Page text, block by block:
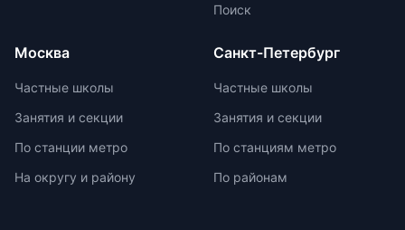
развития ребенка. При выборе
частной школы необходимо
недостатки, а также финансовые
возможности семьи. Важно
образовательной лицензии и
Поиск
Москва
Частные школы
Занятия и секции
По станции метро
На округу и району
Санкт-Петербург
Частные школы
Занятия и секции
По станциям метро
По районам